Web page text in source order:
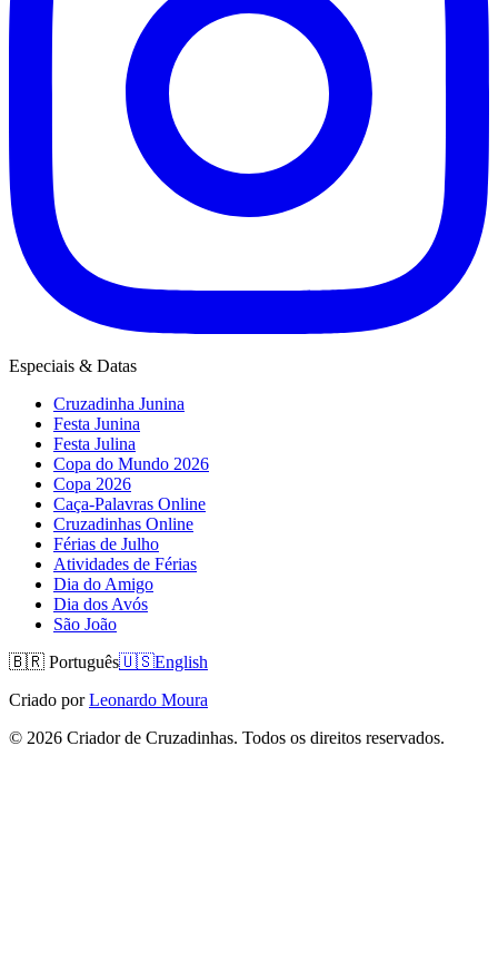
Especiais & Datas
Cruzadinha Junina
Festa Junina
Festa Julina
Copa do Mundo 2026
Copa 2026
Caça-Palavras Online
Cruzadinhas Online
Férias de Julho
Atividades de Férias
Dia do Amigo
Dia dos Avós
São João
🇧🇷 Português🇺🇸English
Criado por Leonardo Moura
© 2026 Criador de Cruzadinhas. Todos os direitos reservados.